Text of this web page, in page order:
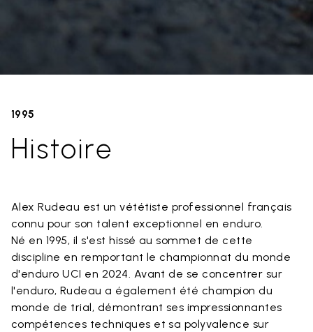
1995
Histoire
Alex Rudeau est un vététiste professionnel français
connu pour son talent exceptionnel en enduro.
Né en 1995, il s'est hissé au sommet de cette
discipline en remportant le championnat du monde
d'enduro UCI en 2024. Avant de se concentrer sur
l'enduro, Rudeau a également été champion du
monde de trial, démontrant ses impressionnantes
compétences techniques et sa polyvalence sur